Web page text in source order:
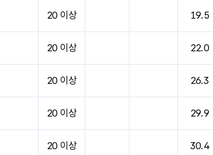
20 이상 19.5
20 이상 22.0
20 이상 26.3
20 이상 29.9
20 이상 30.4